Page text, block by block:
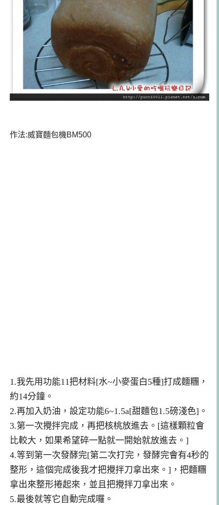
作法:威寶麵包機BM500
1.我先用功能11把材料[水~小麥蛋白5種]打成麵糰，
約14分鐘。
2.再加入奶油，設定功能6~1.5a[甜麵包1.5磅淺色]。
3.第一次攪拌完成，再把核桃放進去。[這樣顆粒會
比較大，如果希望碎一點就一開始就放進去。]
4.等到第一次發酵完[第二次打完，發酵完會有4秒的
整形，這個完成後我才把攪拌刀拿出來。]，把麵糰
拿出來整形捲起來，並且把攪拌刀拿出來。
5.最後就等它自動完成囉。